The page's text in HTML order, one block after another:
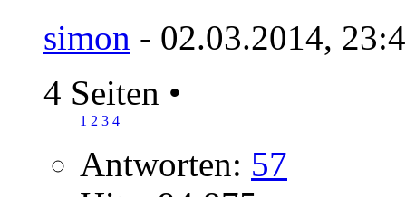
simon - 02.03.2014,
4 Seiten •
1 2 3 4
Antworten: 57